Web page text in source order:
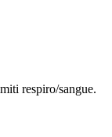
respiro/sangue.